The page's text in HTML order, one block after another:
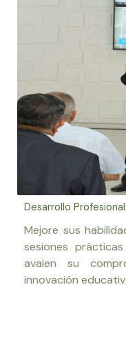
Desarrollo Profesional:
Mejore sus
sesiones
avalen su
innovación